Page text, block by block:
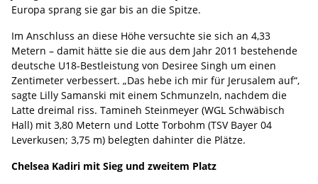
Europa sprang sie gar bis an die Spitze.
Im Anschluss an diese Höhe versuchte sie sich an 4,33
Metern – damit hätte sie die aus dem Jahr 2011 bestehende
deutsche U18-Bestleistung von Desiree Singh um einen
Zentimeter verbessert. „Das hebe ich mir für Jerusalem auf“,
sagte Lilly Samanski mit einem Schmunzeln, nachdem die
Latte dreimal riss. Tamineh Steinmeyer (WGL Schwäbisch
Hall) mit 3,80 Metern und Lotte Torbohm (TSV Bayer 04
Leverkusen; 3,75 m) belegten dahinter die Plätze.
Chelsea Kadiri mit Sieg und zweitem Platz